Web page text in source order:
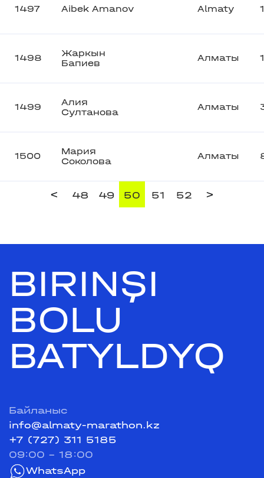
1497 Aibek Amanov Almaty
1498
Жаркын
Бапиев
Алматы
1499
Алия
Султанова
Алматы
1500
Мария
Соколова
Алматы
< 48 49 50 51 52 >
BIRINŞI
BOLU
BATYLDYQ
Байланыс
info@almaty-marathon.kz
+7 (727) 311 5185
09:00 - 18:00
WhatsApp